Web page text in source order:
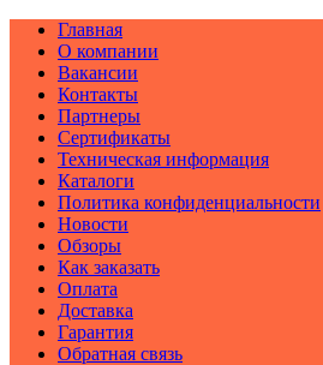
Главная
О компании
Вакансии
Контакты
Партнеры
Сертификаты
Техническая информация
Каталоги
Политика конфиденциальности
Новости
Обзоры
Как заказать
Оплата
Доставка
Гарантия
Обратная связь